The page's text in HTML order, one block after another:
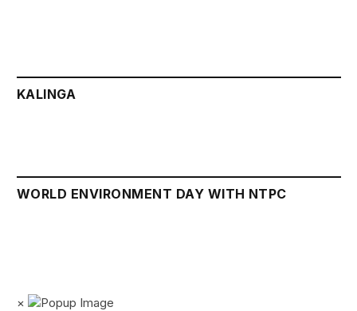
KALINGA
WORLD ENVIRONMENT DAY WITH NTPC
×